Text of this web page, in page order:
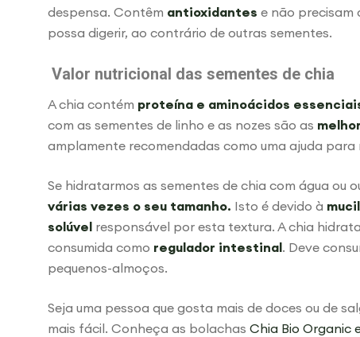
despensa. Contêm antioxidantes e não precisam
possa digerir, ao contrário de outras sementes.
Valor nutricional das sementes de chia
A chia contém proteína e aminoácidos
com as sementes de linho e as nozes são as
amplamente recomendadas como uma ajuda para
Se hidratarmos as sementes de chia com água ou
várias vezes o seu tamanho. Isto é devido à
solúvel responsável por esta textura. A chia
consumida como regulador intestinal. Deve
pequenos-almoços.
Seja uma pessoa que gosta mais de doces ou de
mais fácil. Conheça as bolachas Chia Bio Organic